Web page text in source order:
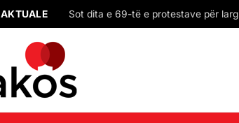
AKTUALE Google po e fikë Assistant në Android